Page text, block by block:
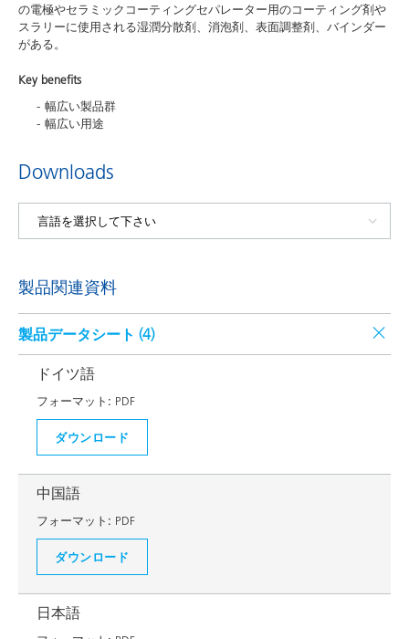
の電極やセラミックコーティングセパレーター用のコーティング剤や
スラリーに使用される湿潤分散剤、消泡剤、表面調整剤、バインダー
がある。
Key benefits
幅広い製品群
幅広い用途
Downloads
製品関連資料
製品データシート (4)
ドイツ語
フォーマット: PDF
ダウンロード
中国語
フォーマット: PDF
ダウンロード
日本語